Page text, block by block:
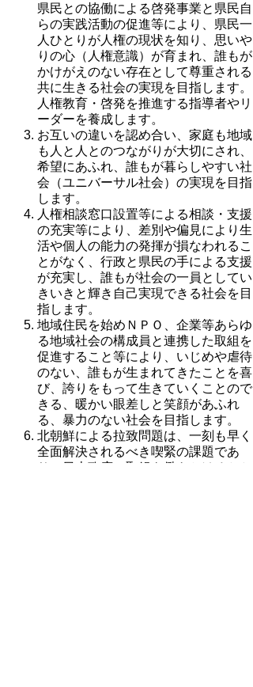
県民との協働による啓発事業と県民自
らの実践活動の促進等により、県民一
人ひとりが人権の現状を知り、思いや
りの心（人権意識）が育まれ、誰もが
かけがえのない存在として尊重される
共に生きる社会の実現を目指します。
人権教育・啓発を推進する指導者やリ
ーダーを養成します。
お互いの違いを認め合い、家庭も地域
も人と人とのつながりが大切にされ、
希望にあふれ、誰もが暮らしやすい社
会（ユニバーサル社会）の実現を目指
します。
人権相談窓口設置等による相談・支援
の充実等により、差別や偏見により生
活や個人の能力の発揮が損なわれるこ
とがなく、行政と県民の手による支援
が充実し、誰もが社会の一員としてい
きいきと輝き自己実現できる社会を目
指します。
地域住民を始めＮＰＯ、企業等あらゆ
る地域社会の構成員と連携した取組を
促進すること等により、いじめや虐待
のない、誰もが生まれてきたことを喜
び、誇りをもって生きていくことので
きる、暖かい眼差しと笑顔があふれ
る、暴力のない社会を目指します。
北朝鮮による拉致問題は、一刻も早く
全面解決されるべき喫緊の課題であ
り、日本政府に取組を働きかけるとと